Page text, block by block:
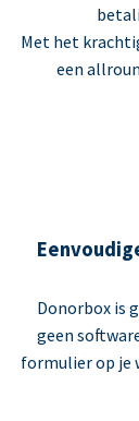
Met het
een
Donorbox is
geen
formulier op je